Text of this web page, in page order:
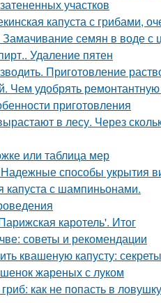
участков
капуста с грибами,
Замачивание семян в воде
Удаление пятен
Приготовление
Чем удобрять
приготовления
в лесу. Через
или таблица мер
способы укрытия
капуста с шампиньонами.
каротель'. Итог
советы и рекомендации
квашеную капусту:
жареных с луком
как не попасть в ловушку